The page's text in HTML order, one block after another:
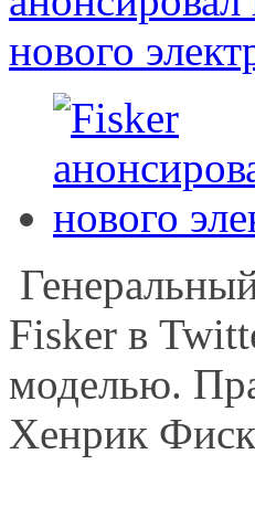
Fisker в
моделью.
Хенрик